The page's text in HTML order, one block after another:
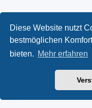
Diese Website nutzt
bestmöglichen
bieten. Mehr erfahren